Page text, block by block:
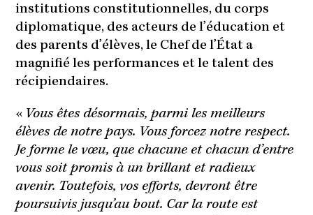
institutions constitutionnelles, du corps
diplomatique, des acteurs de l’éducation et
des parents d’élèves, le Chef de l’État a
magnifié les performances et le talent des
récipiendaires.
« Vous êtes désormais, parmi les meilleurs
élèves de notre pays. Vous forcez notre respect.
Je forme le vœu, que chacune et chacun d’entre
vous soit promis à un brillant et radieux
avenir. Toutefois, vos efforts, devront être
poursuivis jusqu’au bout. Car la route est